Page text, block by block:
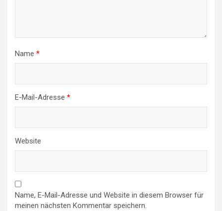
Name *
E-Mail-Adresse *
Website
Name, E-Mail-Adresse und Website in diesem Browser für
meinen nächsten Kommentar speichern.